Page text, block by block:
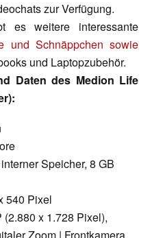
zur Verfügung.
es weitere interessante
und Schnäppchen sowie
und Laptopzubehör.
Daten des Medion Life
Speicher, 8 GB
540 Pixel
x 1.728 Pixel),